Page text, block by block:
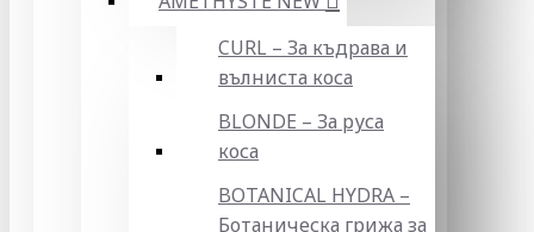
CURL – За къдрава и
вълниста коса
BLONDE – За руса
коса
BOTANICAL HYDRA –
Ботаническа грижа за